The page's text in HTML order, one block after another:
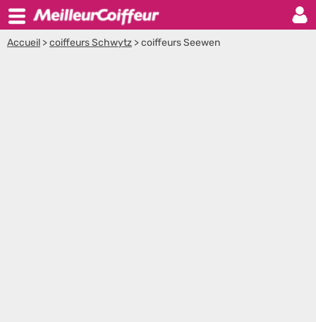
Accueil >coiffeurs Schwytz >coiffeurs Seewen